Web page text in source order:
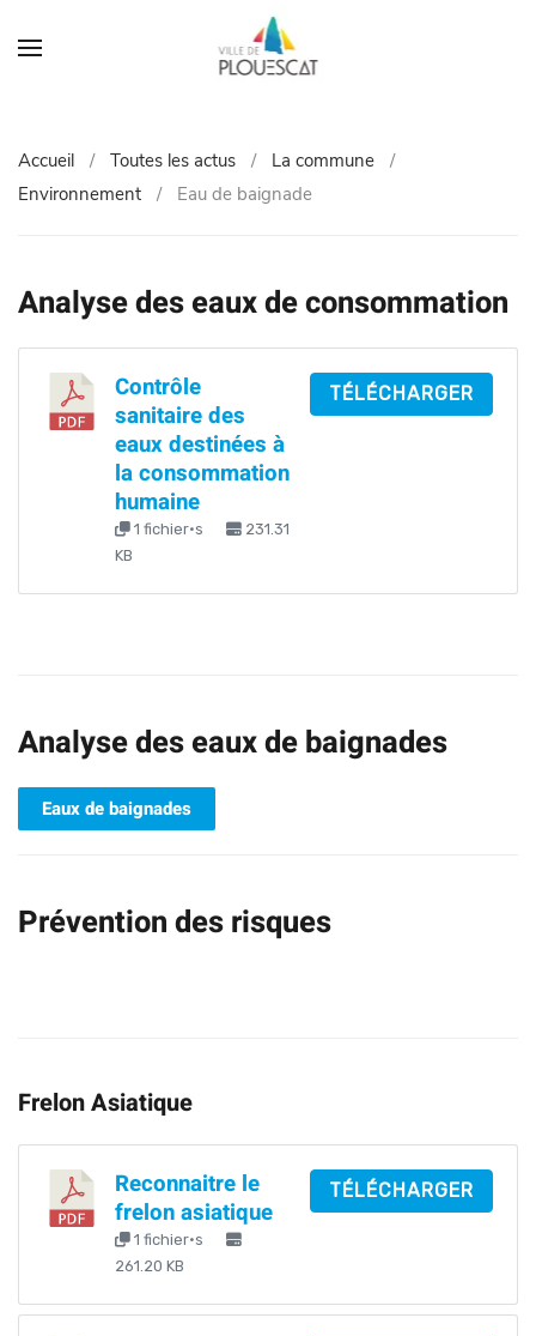
Accueil Toutes les actus
La commune
Environnement
Eau de baignade
Analyse des eaux de consommation
Contrôle
sanitaire des
eaux destinées à
la consommation
humaine
1 fichier·s
231.31
KB
TÉLÉCHARGER
Analyse des eaux de baignades
Eaux de baignades
Prévention des risques
Frelon Asiatique
Reconnaitre le
frelon asiatique
1 fichier·s
261.20 KB
TÉLÉCHARGER